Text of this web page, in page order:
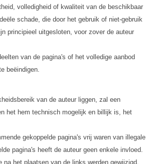
volledigheid of kwaliteit van de beschikbaar
schade, die door het gebruik of niet-gebruik
principieel uitgesloten, voor zover de auteur
van de pagina's of het volledige aanbod
beëindigen.
van de auteur liggen, zal een
het hem technisch mogelijk en billijk is, het
gekoppelde pagina's vrij waren van illegale
pagina's heeft de auteur geen enkele invloed.
het plaatsen van de links werden gewijzigd.